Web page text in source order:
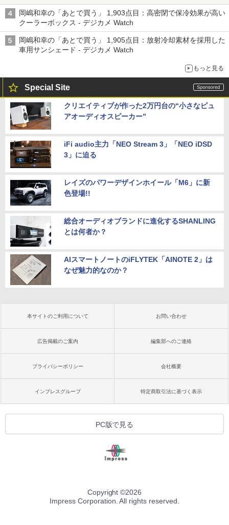
る「Filmator」
岡嶋和幸の「あとで買う」 1,903点目：高密閉で保冷効果が高い
クーラーボックス - デジカメ Watch
岡嶋和幸の「あとで買う」 1,905点目：放射冷却素材を採用した
車用サンシェード - デジカメ Watch
もっと見る
Special Site
クリエイティブが作った2万円台の“小さなピュ
アオーディオスピーカー”
iFi audio主力「NEO Stream 3」「NEO iDSD
3」に迫る
レイズのパワーデザインホイール「M6」に新
色登場!!
総合オーディオブランドに進化するSHANLING
とは何者か？
AIスマートノートのiFLYTEK「AINOTE 2」は
なぜ魅力的なのか？
本サイトのご利用について お問い合わせ
広告掲載のご案内 編集部へのご連絡
プライバシーポリシー 会社概要
インプレスグループ 特定商取引法に基づく表示
PC版で見る
Copyright ©2026
Impress Corporation. All rights reserved.